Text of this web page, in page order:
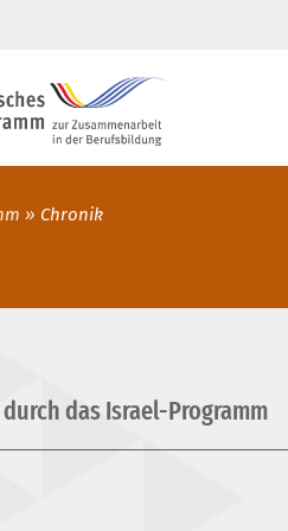
Chronik
das Israel-Programm